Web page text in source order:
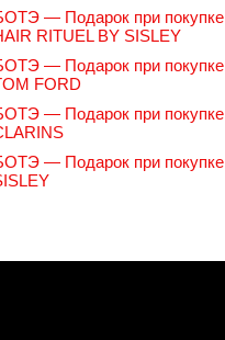
— Подарок при покупке
RITUEL BY SISLEY
— Подарок при покупке
FORD
— Подарок при покупке
— Подарок при покупке